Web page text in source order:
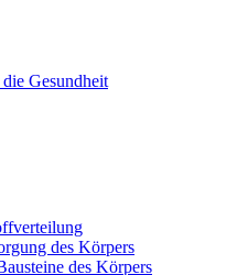
Gesundheit
des Körpers
des Körpers